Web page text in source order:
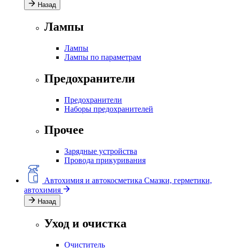
Назад
Лампы
Лампы
Лампы по параметрам
Предохранители
Предохранители
Наборы предохранителей
Прочее
Зарядные устройства
Провода прикуривания
Автохимия и автокосметика Смазки, герметики,
автохимия
Назад
Уход и очистка
Очиститель